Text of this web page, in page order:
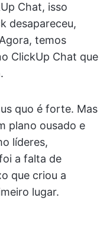
Chat, isso
desapareceu,
temos
ClickUp Chat que
quo é forte. Mas
plano ousado e
líderes,
a falta de
que criou a
lugar.